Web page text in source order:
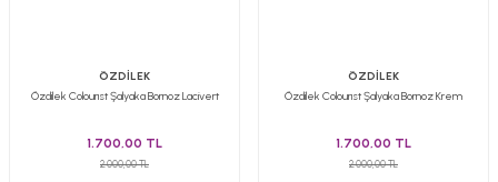
ÖZDİLEK
Özdilek Colourıst Şalyaka Bornoz Lacivert
1.700,00 TL
2.000,00 TL
ÖZDİLEK
Özdilek Colourıst Şalyaka Bornoz Krem
1.700,00 TL
2.000,00 TL